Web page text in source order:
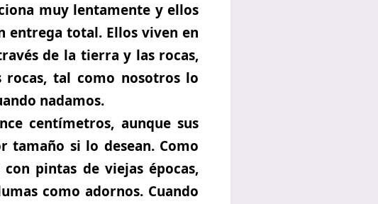
muy lentamente y ellos
entrega total. Ellos viven en
de la tierra y las rocas,
tal como nosotros lo
nadamos.
centímetros, aunque sus
tamaño si lo desean. Como
pintas de viejas épocas,
como adornos. Cuando